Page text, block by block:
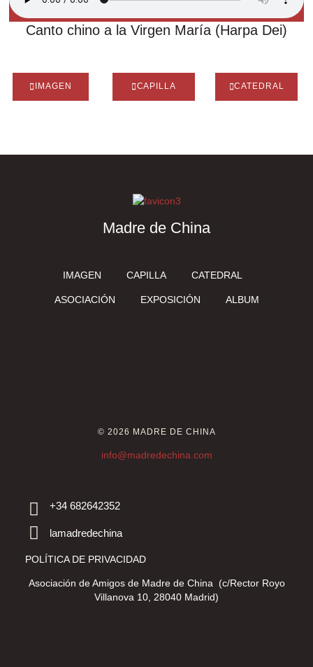
Canto chino a la Virgen María (Harpa Dei)
IMAGEN CAPILLA CATEDRAL
Madre de China
IMAGEN CAPILLA CATEDRAL
ASOCIACIÓN EXPOSICIÓN ALBUM
© 2026 MADRE DE CHINA
info@madredechina.com
+34 682642352
lamadredechina
POLÍTICA DE PRIVACIDAD
Asociación de Amigos de Madre de China (c/Rector Royo
Villanova 10, 28040 Madrid)